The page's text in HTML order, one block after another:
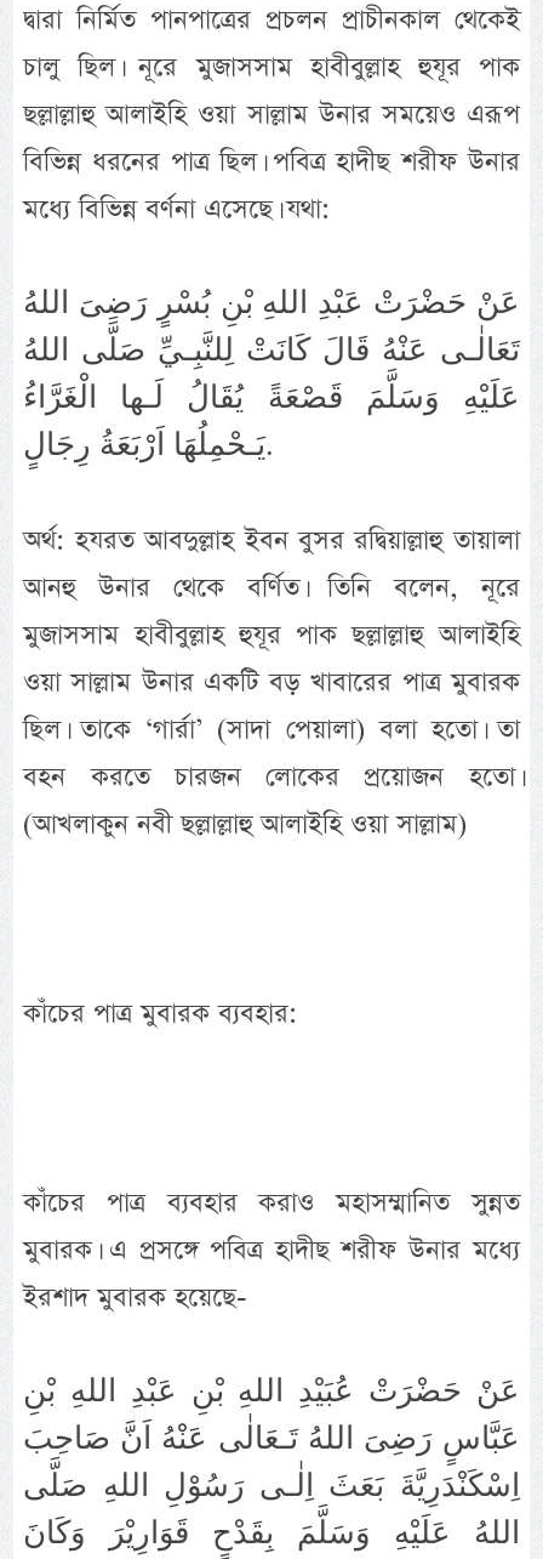
দ্বারা নির্মিত পানপাত্রের প্রচলন প্রাচীনকাল থেকেই
চালু ছিল। নূরে মুজাসসাম হাবীবুল্লাহ হুযূর পাক
ছল্লাল্লাহু আলাইহি ওয়া সাল্লাম উনার সময়েও এরূপ
বিভিন্ন ধরনের পাত্র ছিল। পবিত্র হাদীছ শরীফ উনার
মধ্যে বিভিন্ন বর্ণনা এসেছে। যথা:
عَنْ حَضْرَتْ عَبْدِ اللهِ بْنِ بُسْرٍ رَضِىَ اللهُ
تَعَالٰـى عَنْهُ قَالَ كَانَتْ لِلنَّبِـيِّ صَلَّى اللهُ
عَلَيْهِ وَسَلَّمَ قَصْعَةً يُقَالُ لَـها الْغَرَّاءُ
يَـحْمِلُهَا اَرْبَعَةُ رِجَالٍ.
অর্থ: হযরত আবদুল্লাহ ইবন বুসর রদ্বিয়াল্লাহু তায়ালা
আনহু উনার থেকে বর্ণিত। তিনি বলেন, নূরে
মুজাসসাম হাবীবুল্লাহ হুযূর পাক ছল্লাল্লাহু আলাইহি
ওয়া সাল্লাম উনার একটি বড় খাবারের পাত্র মুবারক
ছিল। তাকে ‘গার্রা’ (সাদা পেয়ালা) বলা হতো। তা
বহন করতে চারজন লোকের প্রয়োজন হতো।
(আখলাকুন নবী ছল্লাল্লাহু আলাইহি ওয়া সাল্লাম)
কাঁচের পাত্র মুবারক ব্যবহার:
কাঁচের পাত্র ব্যবহার করাও মহাসম্মানিত সুন্নত
মুবারক। এ প্রসঙ্গে পবিত্র হাদীছ শরীফ উনার মধ্যে
ইরশাদ মুবারক হয়েছে-
عَنْ حَضْرَتْ عُبَيْدِ اللهِ بْنِ عَبْدِ اللهِ بْنِ
عَبَّاسٍ رَضِىَ اللهُ تَـعَالٰى عَنْهُ اَنَّ صَاحِبَ
اِسْكَنْدَرِيَّةَ بَعَثَ اِلٰـى رَسُوْلِ اللهِ صَلَّى
اللهُ عَلَيْهِ وَسَلَّمَ بِقَدْحٍ قَوَارِيْرَ وَكَانَ